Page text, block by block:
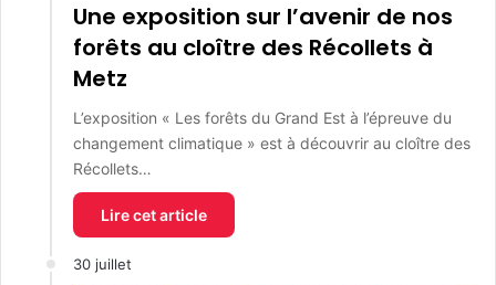
Une exposition sur l’avenir de nos
forêts au cloître des Récollets à
Metz
L’exposition « Les forêts du Grand Est à l’épreuve du
changement climatique » est à découvrir au cloître des
Récollets…
Lire cet article
30 juillet